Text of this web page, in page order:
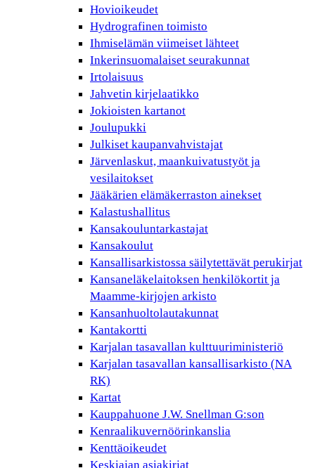
Hovioikeudet
Hydrografinen toimisto
Ihmiselämän viimeiset lähteet
Inkerinsuomalaiset seurakunnat
Irtolaisuus
Jahvetin kirjelaatikko
Jokioisten kartanot
Joulupukki
Julkiset kaupanvahvistajat
Järvenlaskut, maankuivatustyöt ja
vesilaitokset
Jääkärien elämäkerraston ainekset
Kalastushallitus
Kansakouluntarkastajat
Kansakoulut
Kansallisarkistossa säilytettävät perukirjat
Kansaneläkelaitoksen henkilökortit ja
Maamme-kirjojen arkisto
Kansanhuoltolautakunnat
Kantakortti
Karjalan tasavallan kulttuuriministeriö
Karjalan tasavallan kansallisarkisto (NA
RK)
Kartat
Kauppahuone J.W. Snellman G:son
Kenraalikuvernöörinkanslia
Kenttäoikeudet
Keskiajan asiakirjat